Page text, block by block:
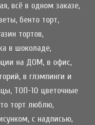
всё в одном заказе,
бенто торт,
тортов,
в шоколаде,
на ДОМ, в офис,
в глэмпинги и
ТОП-10 цветочные
торт люблю,
с надписью,